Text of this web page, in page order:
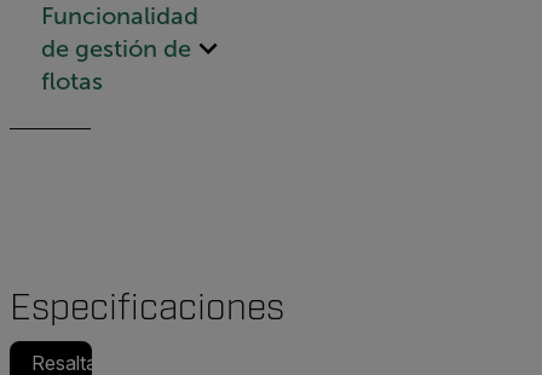
Funcionalidad
de gestión de
flotas
Especificaciones
Resaltado